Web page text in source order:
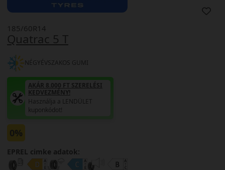
Quatrac 5 T
185/60R14
NÉGYÉVSZAKOS GUMI
AKÁR 8.000 FT SZERELÉSI
KEDVEZMÉNY!
Használja a LENDÜLET
kuponkódot!
0%
EPREL cimke adatok: